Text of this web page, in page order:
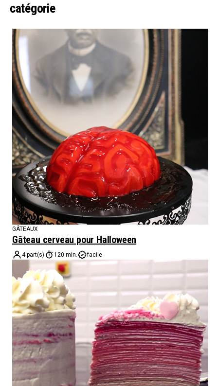
catégorie
GÂTEAUX
Gâteau cerveau pour Halloween
4 part(s) 120 min. facile